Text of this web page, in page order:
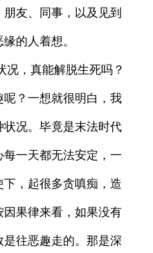
友、同事，以及见到
的人着想。
况，真能解脱生死吗？
？一想就很明白，我
况。毕竟是末法时代
一天都无法安定，一
，起很多贪嗔痴，造
果律来看，如果没有
往恶趣走的。那是深